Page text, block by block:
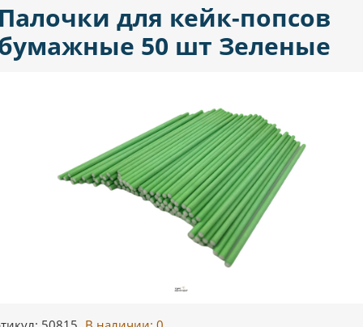
для кейк-попсов
50 шт Зеленые